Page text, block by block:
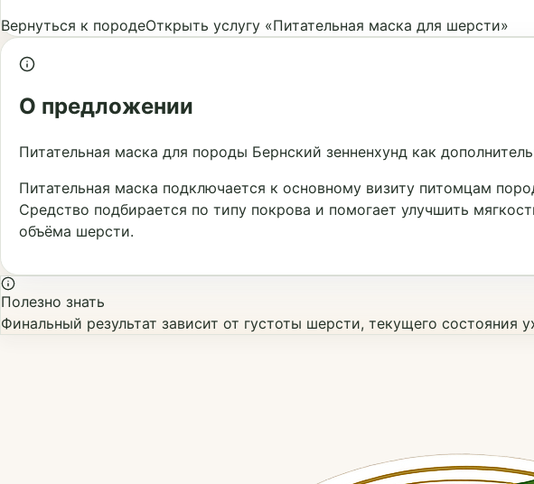
Вернуться к породеОткрыть услугу «Питательная маска для шерсти»
О предложении
Питательная маска для породы Бернский зенненхунд как
Питательная маска подключается к основному визиту питомцам
Средство подбирается по типу покрова и помогает улучшить
объёма шерсти.
Полезно знать
Финальный результат зависит от густоты шерсти, текущего состояния